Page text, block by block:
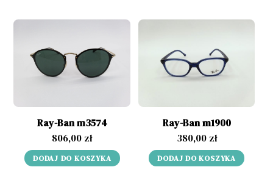
Ray-Ban m3574
806,00 zł
DODAJ DO KOSZYKA
Ray-Ban m1900
380,00 zł
DODAJ DO KOSZYKA